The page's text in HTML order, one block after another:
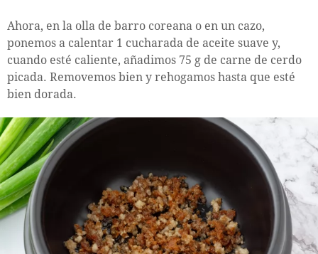
Ahora, en la olla de barro coreana o en un cazo,
ponemos a calentar 1 cucharada de aceite suave y,
cuando esté caliente, añadimos 75 g de carne de cerdo
picada. Removemos bien y rehogamos hasta que esté
bien dorada.